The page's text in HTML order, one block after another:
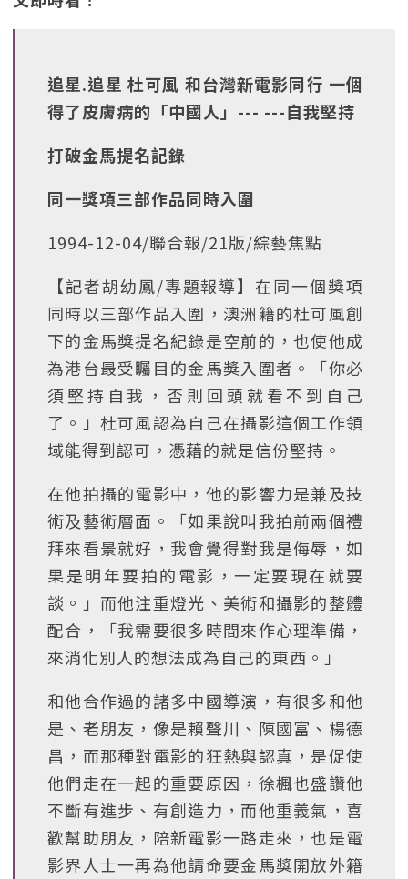
追星.追星 杜可風 和台灣新電影同行 一個
得了皮膚病的「中國人」--- ---自我堅持
打破金馬提名記錄
同一獎項三部作品同時入圍
1994-12-04/聯合報/21版/綜藝焦點
【記者胡幼鳳/專題報導】在同一個獎項
同時以三部作品入圍，澳洲籍的杜可風創
下的金馬獎提名紀錄是空前的，也使他成
為港台最受矚目的金馬獎入圍者。「你必
須堅持自我，否則回頭就看不到自己
了。」杜可風認為自己在攝影這個工作領
域能得到認可，憑藉的就是信份堅持。
在他拍攝的電影中，他的影響力是兼及技
術及藝術層面。「如果說叫我拍前兩個禮
拜來看景就好，我會覺得對我是侮辱，如
果是明年要拍的電影，一定要現在就要
談。」而他注重燈光、美術和攝影的整體
配合，「我需要很多時間來作心理準備，
來消化別人的想法成為自己的東西。」
和他合作過的諸多中國導演，有很多和他
是、老朋友，像是賴聲川、陳國富、楊德
昌，而那種對電影的狂熱與認真，是促使
他們走在一起的重要原因，徐楓也盛讚他
不斷有進步、有創造力，而他重義氣，喜
歡幫助朋友，陪新電影一路走來，也是電
影界人士一再為他請命要金馬獎開放外籍